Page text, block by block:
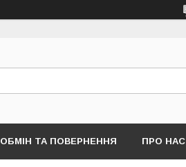
ОБМІН ТА ПОВЕРНЕННЯ ПРО НАС